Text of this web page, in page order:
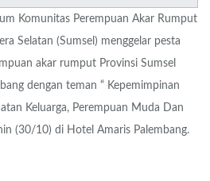
Komunitas Perempuan Akar Rumput
Selatan (Sumsel) menggelar pesta
akar rumput Provinsi Sumsel
dengan teman “ Kepemimpinan
Keluarga, Perempuan Muda Dan
(30/10) di Hotel Amaris Palembang.